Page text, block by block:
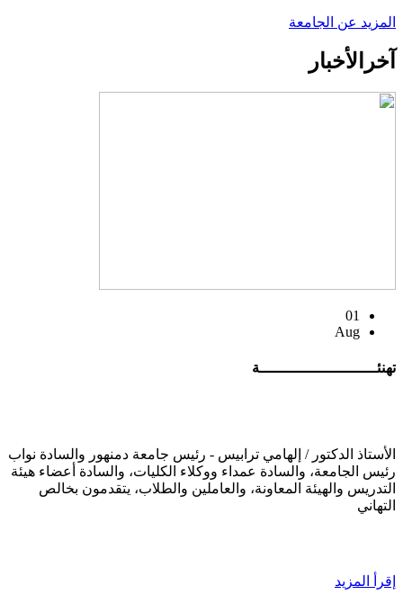
المزيد عن الجامعة
آخر الأخبار
01
Aug
تهنئــــــــــــــــــــــــــة
الأستاذ الدكتور / إلهامي ترابيس - رئيس جامعة دمنهور والسادة نواب
رئيس الجامعة، والسادة عمداء ووكلاء الكليات، والسادة أعضاء هيئة
التدريس والهيئة المعاونة، والعاملين والطلاب، يتقدمون بخالص
التهاني
إقرأ المزيد